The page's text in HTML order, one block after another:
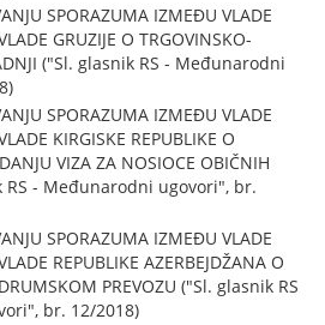
SPORAZUMA IZMEĐU VLADE
GRUZIJE O TRGOVINSKO-
("Sl. glasnik RS - Međunarodni
SPORAZUMA IZMEĐU VLADE
KIRGISKE REPUBLIKE O
VIZA ZA NOSIOCE OBIČNIH
RS - Međunarodni ugovori", br.
SPORAZUMA IZMEĐU VLADE
REPUBLIKE AZERBEJDŽANA O
PREVOZU ("Sl. glasnik RS
br. 12/2018)